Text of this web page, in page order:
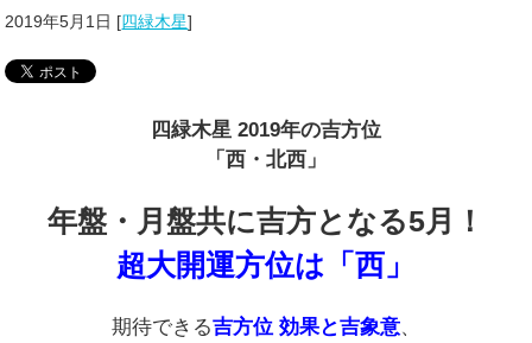
2019年5月1日 [四緑木星]
四緑木星 2019年の吉方位
「西・北西」
年盤・月盤共に吉方となる5月！
超大開運方位は「西」
期待できる吉方位 効果と吉象意、